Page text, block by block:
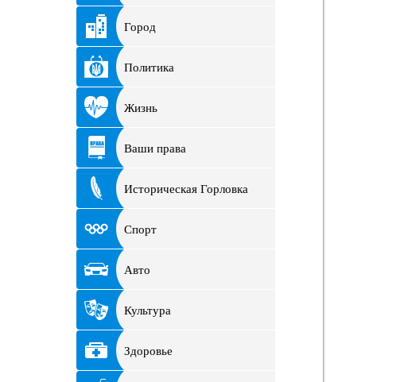
Город
Политика
Жизнь
Ваши права
Историческая Горловка
Спорт
Авто
Культура
Здоровье